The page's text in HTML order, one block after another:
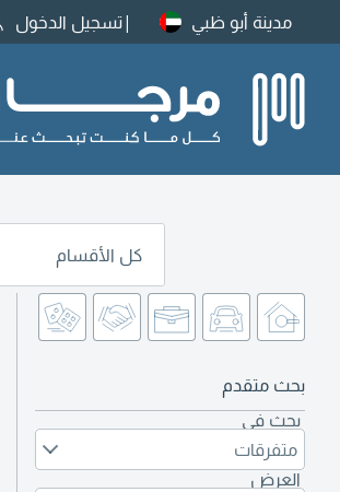
مدينة أبو ظبي تسجيل الدخول
كل الأقسام
بحث متقدم
بحث في
متفرقات
العرض